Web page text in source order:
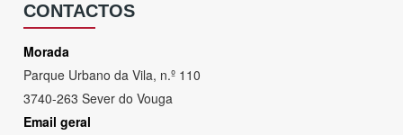
CONTACTOS
Morada
Parque Urbano da Vila, n.º 110
3740-263 Sever do Vouga
Email geral